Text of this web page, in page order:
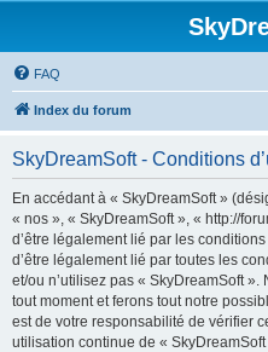
FAQ
Index du forum
SkyDreamSoft - Conditions
En accédant à « SkyDreamSoft »
« nos », « SkyDreamSoft », « http://
d’être légalement lié par les
d’être légalement lié par toutes les
et/ou n’utilisez pas « SkyDreamSoft
tout moment et ferons tout notre
est de votre responsabilité de vérifier
utilisation continue de «